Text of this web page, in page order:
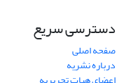
دسترسی سریع
صفحه اصلی
درباره نشریه